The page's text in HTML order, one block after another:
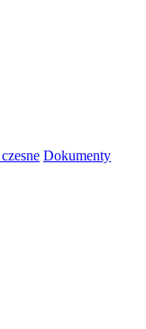
Dokumenty